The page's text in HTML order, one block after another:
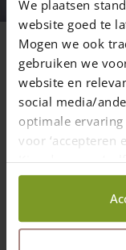
We plaatsen
website goed te
Mogen we ook
gebruiken we
website en
social media/
optimale
voor ‘accepteren
Kies dan voor
wij wel mogen
Billy wilde
Lobbes zoal
antwoord zal
30 maart 2023 —
Onze reporter Billy